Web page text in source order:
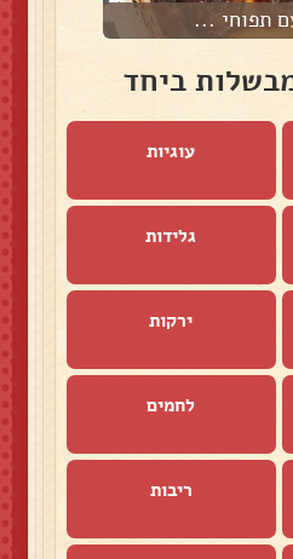
תפוחי ...
ביחד
עוגיות
גלידות
ירקות
לחמים
ריבות